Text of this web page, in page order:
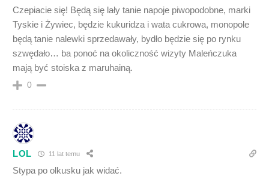
Czepiacie się! Będą się lały tanie napoje piwopodobne, marki
Tyskie i Żywiec, będzie kukuridza i wata cukrowa, monopole
będą tanie nalewki sprzedawały, bydło będzie się po rynku
szwędało… ba ponoć na okoliczność wizyty Maleńczuka
mają być stoiska z maruhainą.
0
LOL 11 lat temu
Stypa po olkusku jak widać.